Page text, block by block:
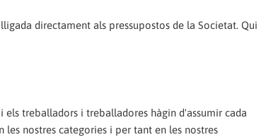
directament als pressupostos de la Societat. Qui
treballadors i treballadores hàgin d'assumir cada
nostres categories i per tant en les nostres